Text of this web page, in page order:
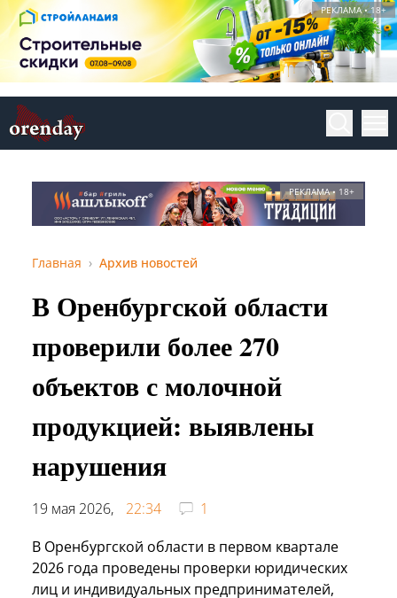
РЕКЛАМА • 18+
РЕКЛАМА • 18+
Главная Архив новостей
В Оренбургской области
проверили более 270
объектов с молочной
продукцией: выявлены
нарушения
19 мая 2026, 22:34
1
В Оренбургской области в первом квартале
2026 года проведены проверки юридических
лиц и индивидуальных предпринимателей,